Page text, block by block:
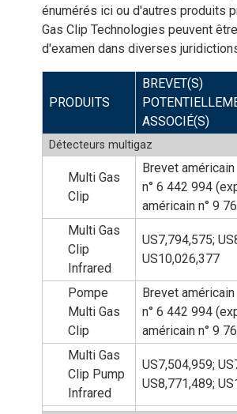
énumérés ici ou d'autres produits
Gas Clip Technologies peuvent
d'examen dans diverses
PRODUITS
BREVET(S)
ASSOCIÉ(S)
Détecteurs multigaz
Multi Gas
Clip
Brevet américain
n° 6 442 994
américain n° 9
Multi Gas
Clip
Infrared
US7,794,575;
US10,026,377
Pompe
Multi Gas
Clip
Brevet américain
n° 6 442 994
américain n° 9
Multi Gas
Clip Pump
Infrared
US7,504,959;
US8,771,489;